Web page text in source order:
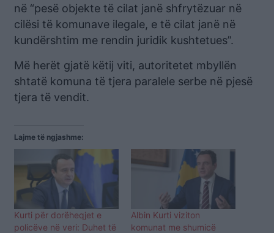
në “pesë objekte të cilat janë shfrytëzuar në
cilësi të komunave ilegale, e të cilat janë në
kundërshtim me rendin juridik kushtetues”.
Më herët gjatë këtij viti, autoritetet mbyllën
shtatë komuna të tjera paralele serbe në pjesë
tjera të vendit.
Lajme të ngjashme:
Kurti për dorëheqjet e
policëve në veri: Duhet të
Albin Kurti viziton
komunat me shumicë